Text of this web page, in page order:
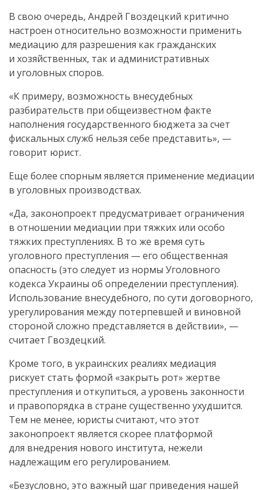
В свою очередь, Андрей Гвоздецкий критично
настроен относительно возможности применить
медиацию для разрешения как гражданских
и хозяйственных, так и административных
и уголовных споров.
«К примеру, возможность внесудебных
разбирательств при общеизвестном факте
наполнения государственного бюджета за счет
фискальных служб нельзя себе представить», —
говорит юрист.
Еще более спорным является применение медиации
в уголовных производствах.
«Да, законопроект предусматривает ограничения
в отношении медиации при тяжких или особо
тяжких преступлениях. В то же время суть
уголовного преступления — его общественная
опасность (это следует из нормы Уголовного
кодекса Украины об определении преступления).
Использование внесудебного, по сути договорного,
урегулирования между потерпевшей и виновной
стороной сложно представляется в действии», —
считает Гвоздецкий.
Кроме того, в украинских реалиях медиация
рискует стать формой «закрыть рот» жертве
преступления и откупиться, а уровень законности
и правопорядка в стране существенно ухудшится.
Тем не менее, юристы считают, что этот
законопроект является скорее платформой
для внедрения нового института, нежели
надлежащим его регулированием.
«Безусловно, это важный шаг приведения нашей